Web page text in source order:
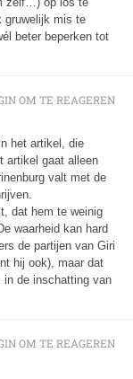
gruwelijk mis te
beter beperken tot
het artikel, die
artikel gaat alleen
valt met de
dat hem te weinig
waarheid kan hard
de partijen van Giri
hij ook), maar dat
de inschatting van
OM TE REAGEREN
OM TE REAGEREN